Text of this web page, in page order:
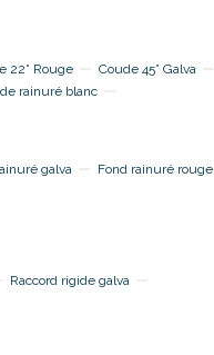
22° Rouge
Coude 45° Galva
rainuré blanc
galva Fond rainuré rouge
Raccord rigide galva